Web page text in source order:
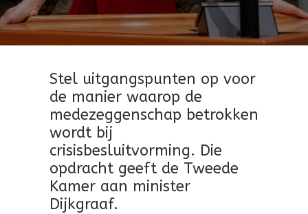
Stel uitgangspunten op voor
de manier waarop de
medezeggenschap betrokken
wordt bij
crisisbesluitvorming. Die
opdracht geeft de Tweede
Kamer aan minister
Dijkgraaf.